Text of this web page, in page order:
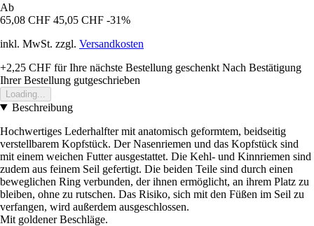
Ab
65,08 CHF 45,05 CHF -31%
inkl. MwSt. zzgl. Versandkosten
+2,25 CHF für Ihre nächste Bestellung geschenkt Nach Bestätigung
Ihrer Bestellung gutgeschrieben
Loading...
Beschreibung
Hochwertiges Lederhalfter mit anatomisch geformtem, beidseitig
verstellbarem Kopfstück. Der Nasenriemen und das Kopfstück sind
mit einem weichen Futter ausgestattet. Die Kehl- und Kinnriemen sind
zudem aus feinem Seil gefertigt. Die beiden Teile sind durch einen
beweglichen Ring verbunden, der ihnen ermöglicht, an ihrem Platz zu
bleiben, ohne zu rutschen. Das Risiko, sich mit den Füßen im Seil zu
verfangen, wird außerdem ausgeschlossen.
Mit goldener Beschläge.